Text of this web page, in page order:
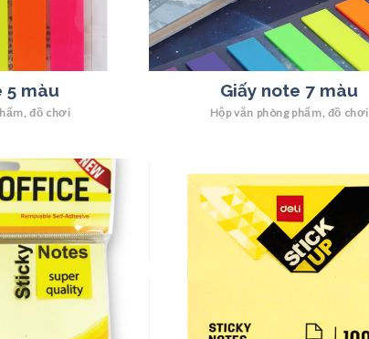
đồ chơi
5 màu
Hộp văn phòng phẩm, đồ chơi
Giấy note 7 màu